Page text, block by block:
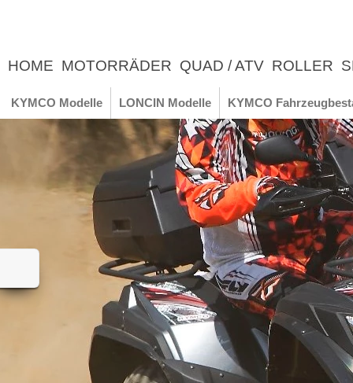
HOME MOTORRÄDER QUAD / ATV ROLLER
UNTERNEHMEN
ERLEBNIS
KYMCO Modelle LONCIN Modelle KYMCO